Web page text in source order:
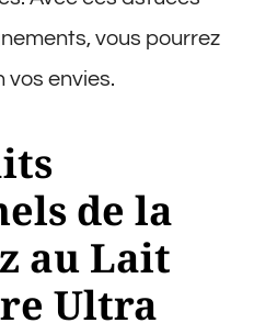
vous pourrez
vos envies.
de la
au Lait
Ultra